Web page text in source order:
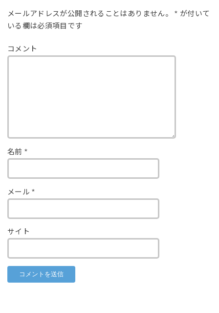
メールアドレスが公開されることはありません。 * が付いて
いる欄は必須項目です
コメント
名前 *
メール*
サイト